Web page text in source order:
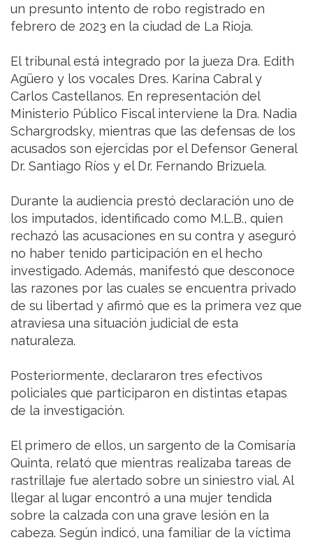
un presunto intento de robo registrado en
febrero de 2023 en la ciudad de La Rioja.
El tribunal está integrado por la jueza Dra. Edith
Agüero y los vocales Dres. Karina Cabral y
Carlos Castellanos. En representación del
Ministerio Público Fiscal interviene la Dra. Nadia
Schargrodsky, mientras que las defensas de los
acusados son ejercidas por el Defensor General
Dr. Santiago Ríos y el Dr. Fernando Brizuela.
Durante la audiencia prestó declaración uno de
los imputados, identificado como M.L.B., quien
rechazó las acusaciones en su contra y aseguró
no haber tenido participación en el hecho
investigado. Además, manifestó que desconoce
las razones por las cuales se encuentra privado
de su libertad y afirmó que es la primera vez que
atraviesa una situación judicial de esta
naturaleza.
Posteriormente, declararon tres efectivos
policiales que participaron en distintas etapas
de la investigación.
El primero de ellos, un sargento de la Comisaría
Quinta, relató que mientras realizaba tareas de
rastrillaje fue alertado sobre un siniestro vial. Al
llegar al lugar encontró a una mujer tendida
sobre la calzada con una grave lesión en la
cabeza. Según indicó, una familiar de la víctima